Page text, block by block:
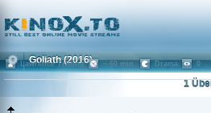
Home
Goliath (2016)
1
Lawrence Trilling ~ 60 min. Drama 0